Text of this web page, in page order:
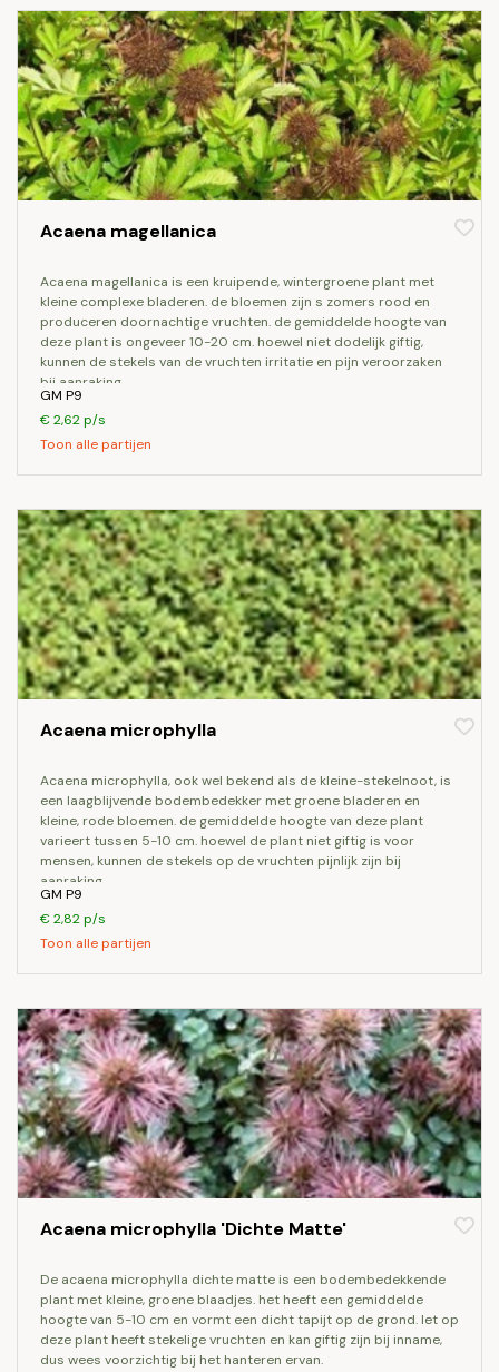
Acaena magellanica
acaena magellanica is een kruipende, wintergroene plant met
kleine complexe bladeren. de bloemen zijn s zomers rood en
produceren doornachtige vruchten. de gemiddelde hoogte van
deze plant is ongeveer 10-20 cm. hoewel niet dodelijk giftig,
kunnen de stekels van de vruchten irritatie en pijn veroorzaken
bij aanraking.
GM P9
€ 2,62 p/s
Toon alle partijen
Acaena microphylla
acaena microphylla, ook wel bekend als de kleine-stekelnoot, is
een laagblijvende bodembedekker met groene bladeren en
kleine, rode bloemen. de gemiddelde hoogte van deze plant
varieert tussen 5-10 cm. hoewel de plant niet giftig is voor
mensen, kunnen de stekels op de vruchten pijnlijk zijn bij
aanraking.
GM P9
€ 2,82 p/s
Toon alle partijen
Acaena microphylla 'Dichte Matte'
de acaena microphylla dichte matte is een bodembedekkende
plant met kleine, groene blaadjes. het heeft een gemiddelde
hoogte van 5-10 cm en vormt een dicht tapijt op de grond. let op
deze plant heeft stekelige vruchten en kan giftig zijn bij inname,
dus wees voorzichtig bij het hanteren ervan.